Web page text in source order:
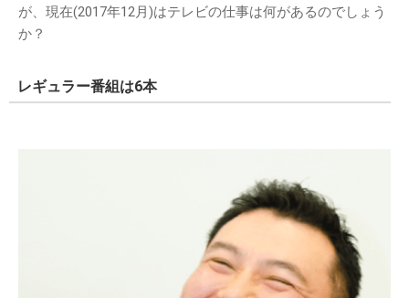
が、現在(2017年12月)はテレビの仕事は何があるのでしょう
か？
レギュラー番組は6本